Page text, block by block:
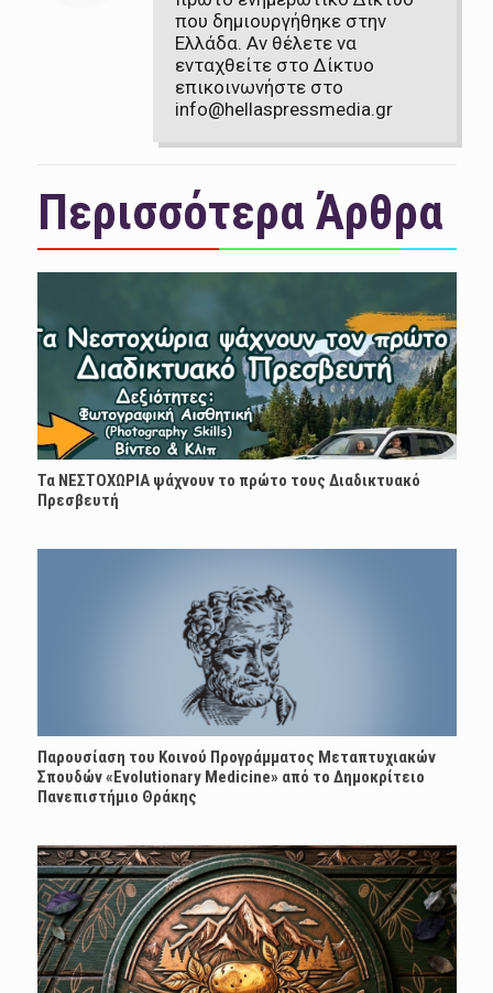
που δημιουργήθηκε στην
Ελλάδα. Αν θέλετε να
ενταχθείτε στο Δίκτυο
επικοινωνήστε στο
info@hellaspressmedia.gr
Περισσότερα Άρθρα
Τα ΝΕΣΤΟΧΩΡΙΑ ψάχνουν το πρώτο τους Διαδικτυακό
Πρεσβευτή
Παρουσίαση του Κοινού Προγράμματος Μεταπτυχιακών
Σπουδών «Evolutionary Medicine» από το Δημοκρίτειο
Πανεπιστήμιο Θράκης